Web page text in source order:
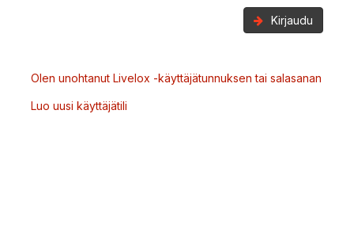
Kirjaudu
Olen unohtanut Livelox -käyttäjätunnuksen tai salasanan
Luo uusi käyttäjätili